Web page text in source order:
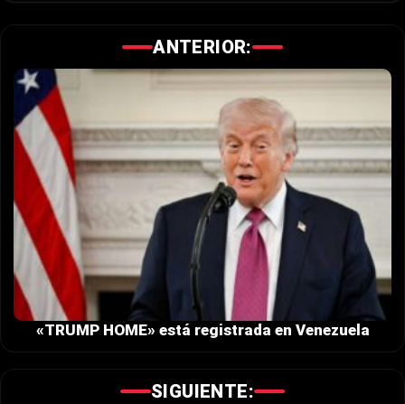
ANTERIOR:
«TRUMP HOME» está registrada en Venezuela
SIGUIENTE: